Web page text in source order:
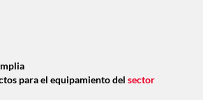
para el equipamiento del sector